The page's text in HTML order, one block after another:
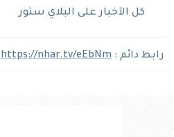
كل الآخبار على البلاي ستور
رابط دائم : https://nhar.tv/eEbNm